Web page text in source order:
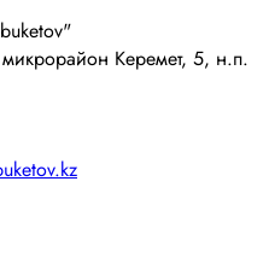
Керемет, 5, н.п.